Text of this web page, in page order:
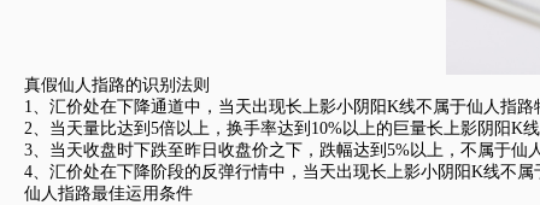
真假仙人指路的识别法则
1、汇价处在下降通道中，当天出现长上影小阴阳K线不属于仙人指路
2、当天量比达到5倍以上，换手率达到10%以上的巨量长上影阴阳K
3、当天收盘时下跌至昨日收盘价之下，跌幅达到5%以上，不属于仙
4、汇价处在下降阶段的反弹行情中，当天出现长上影小阴阳K线不属
仙人指路最佳运用条件